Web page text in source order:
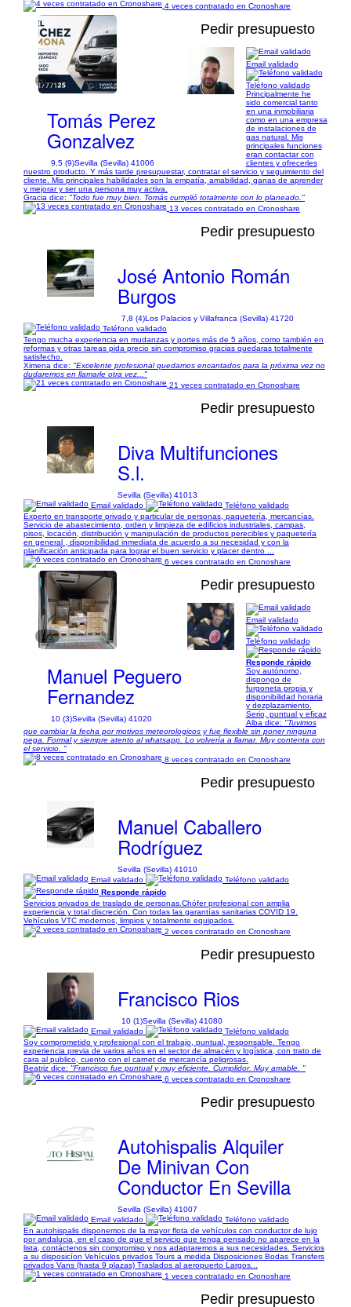
4 veces contratado en Cronoshare
1/6
Pedir presupuesto
Tomás Perez
Gonzalvez
9,5 (9)Sevilla (Sevilla) 41006
Email validado
Teléfono validado
Principalmente he
sido comercial tanto
en una inmobiliaria
como en una empresa
de instalaciones de
gas natural. Mis
principales funciones
eran contactar con
clientes y ofrecerles
nuestro producto. Y más tarde presupuestar, contratar el servicio y seguimiento del
cliente. Mis principales habilidades son la empatía, amabilidad, ganas de aprender
y mejorar y ser una persona muy activa.
Gracia dice: "Todo fue muy bien. Tomás cumplió totalmente con lo planeado."
13 veces contratado en Cronoshare
Pedir presupuesto
José Antonio Román
Burgos
7,8 (4)Los Palacios y Villafranca (Sevilla) 41720
Teléfono validado
Tengo mucha experiencia en mudanzas y portes más de 5 años, como también en
reformas y otras tareas pida precio sin compromiso gracias quedaras totalmente
satisfecho.
Ximena dice: "Excelente profesional quedamos encantados para la próxima vez no
dudaremos en llamarle otra vez..."
21 veces contratado en Cronoshare
Pedir presupuesto
Diva Multifunciones
S.l.
Sevilla (Sevilla) 41013
Email validado
Teléfono validado
Experto en transporte privado y particular de personas, paquetería, mercancías.
Servicio de abastecimiento, orden y limpieza de edificios industriales, campas,
pisos, locación, distribución y manipulación de productos perecibles y paquetería
en general , disponibilidad inmediata de acuerdo a su necesidad y con la
planificación anticipada para lograr el buen servicio y placer dentro ...
6 veces contratado en Cronoshare
1/3
Pedir presupuesto
Manuel Peguero
Fernandez
10 (3)Sevilla (Sevilla) 41020
Email validado
Teléfono validado
Responde rápido
Soy autónomo,
dispongo de
furgoneta propia y
disponibilidad horaria
y dezplazamiento.
Serio, puntual y eficaz
Alba dice: "Tuvimos
que cambiar la fecha por motivos meteorologicos y fue flexible sin poner ninguna
pega. Formal y siempre atento al whatsapp. Lo volvería a llamar. Muy contenta con
el servicio. "
8 veces contratado en Cronoshare
Pedir presupuesto
Manuel Caballero
Rodríguez
Sevilla (Sevilla) 41010
Email validado
Teléfono validado
Responde rápido
Servicios privados de traslado de personas.Chófer profesional con amplia
experiencia y total discreción. Con todas las garantías sanitarias COVID 19.
Vehículos VTC modernos, limpios y totalmente equipados.
2 veces contratado en Cronoshare
Pedir presupuesto
Francisco Rios
10 (1)Sevilla (Sevilla) 41080
Email validado
Teléfono validado
Soy comprometido y profesional con el trabajo, puntual, responsable. Tengo
experiencia previa de varios años en el sector de almacén y logística, con trato de
cara al publico, cuento con el carnet de mercancía peligrosas.
Beatriz dice: "Francisco fue puntual y muy eficiente. Cumplidor. Muy amable. "
6 veces contratado en Cronoshare
Pedir presupuesto
Autohispalis Alquiler
De Minivan Con
Conductor En Sevilla
Sevilla (Sevilla) 41007
Email validado
Teléfono validado
En autohispalis disponemos de la mayor flota de vehículos con conductor de lujo
por andalucia, en el caso de que el servicio que tenga pensado no aparece en la
lista, contáctenos sin compromiso y nos adaptaremos a sus necesidades. Servicios
a su disposicíon Vehículos privados Tours a medida Disposiciones Bodas Transfers
privados Vans (hasta 9 plazas) Traslados al aeropuerto Largos...
1 veces contratado en Cronoshare
Pedir presupuesto